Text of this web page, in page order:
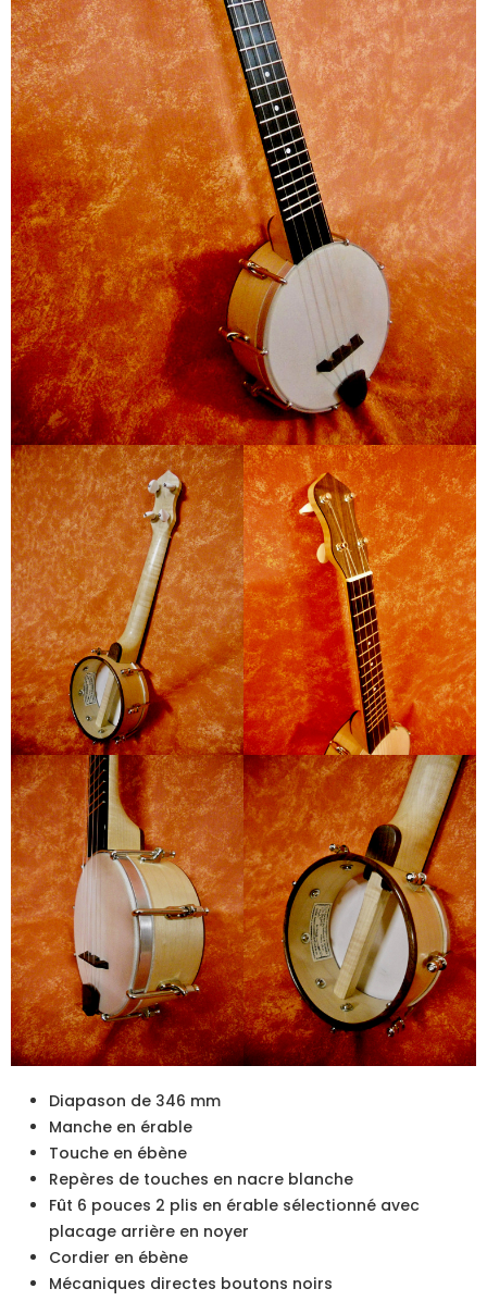
Diapason de 346 mm
Manche en érable
Touche en ébène
Repères de touches en nacre blanche
Fût 6 pouces 2 plis en érable sélectionné avec
placage arrière en noyer
Cordier en ébène
Mécaniques directes boutons noirs